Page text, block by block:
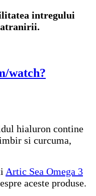
intregului
watch?
hialuron contine
si curcuma,
Artic Sea Omega 3
aceste produse.